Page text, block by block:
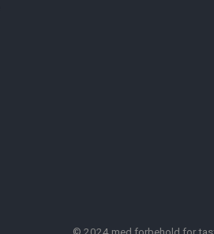
© 2024 med forbehold for